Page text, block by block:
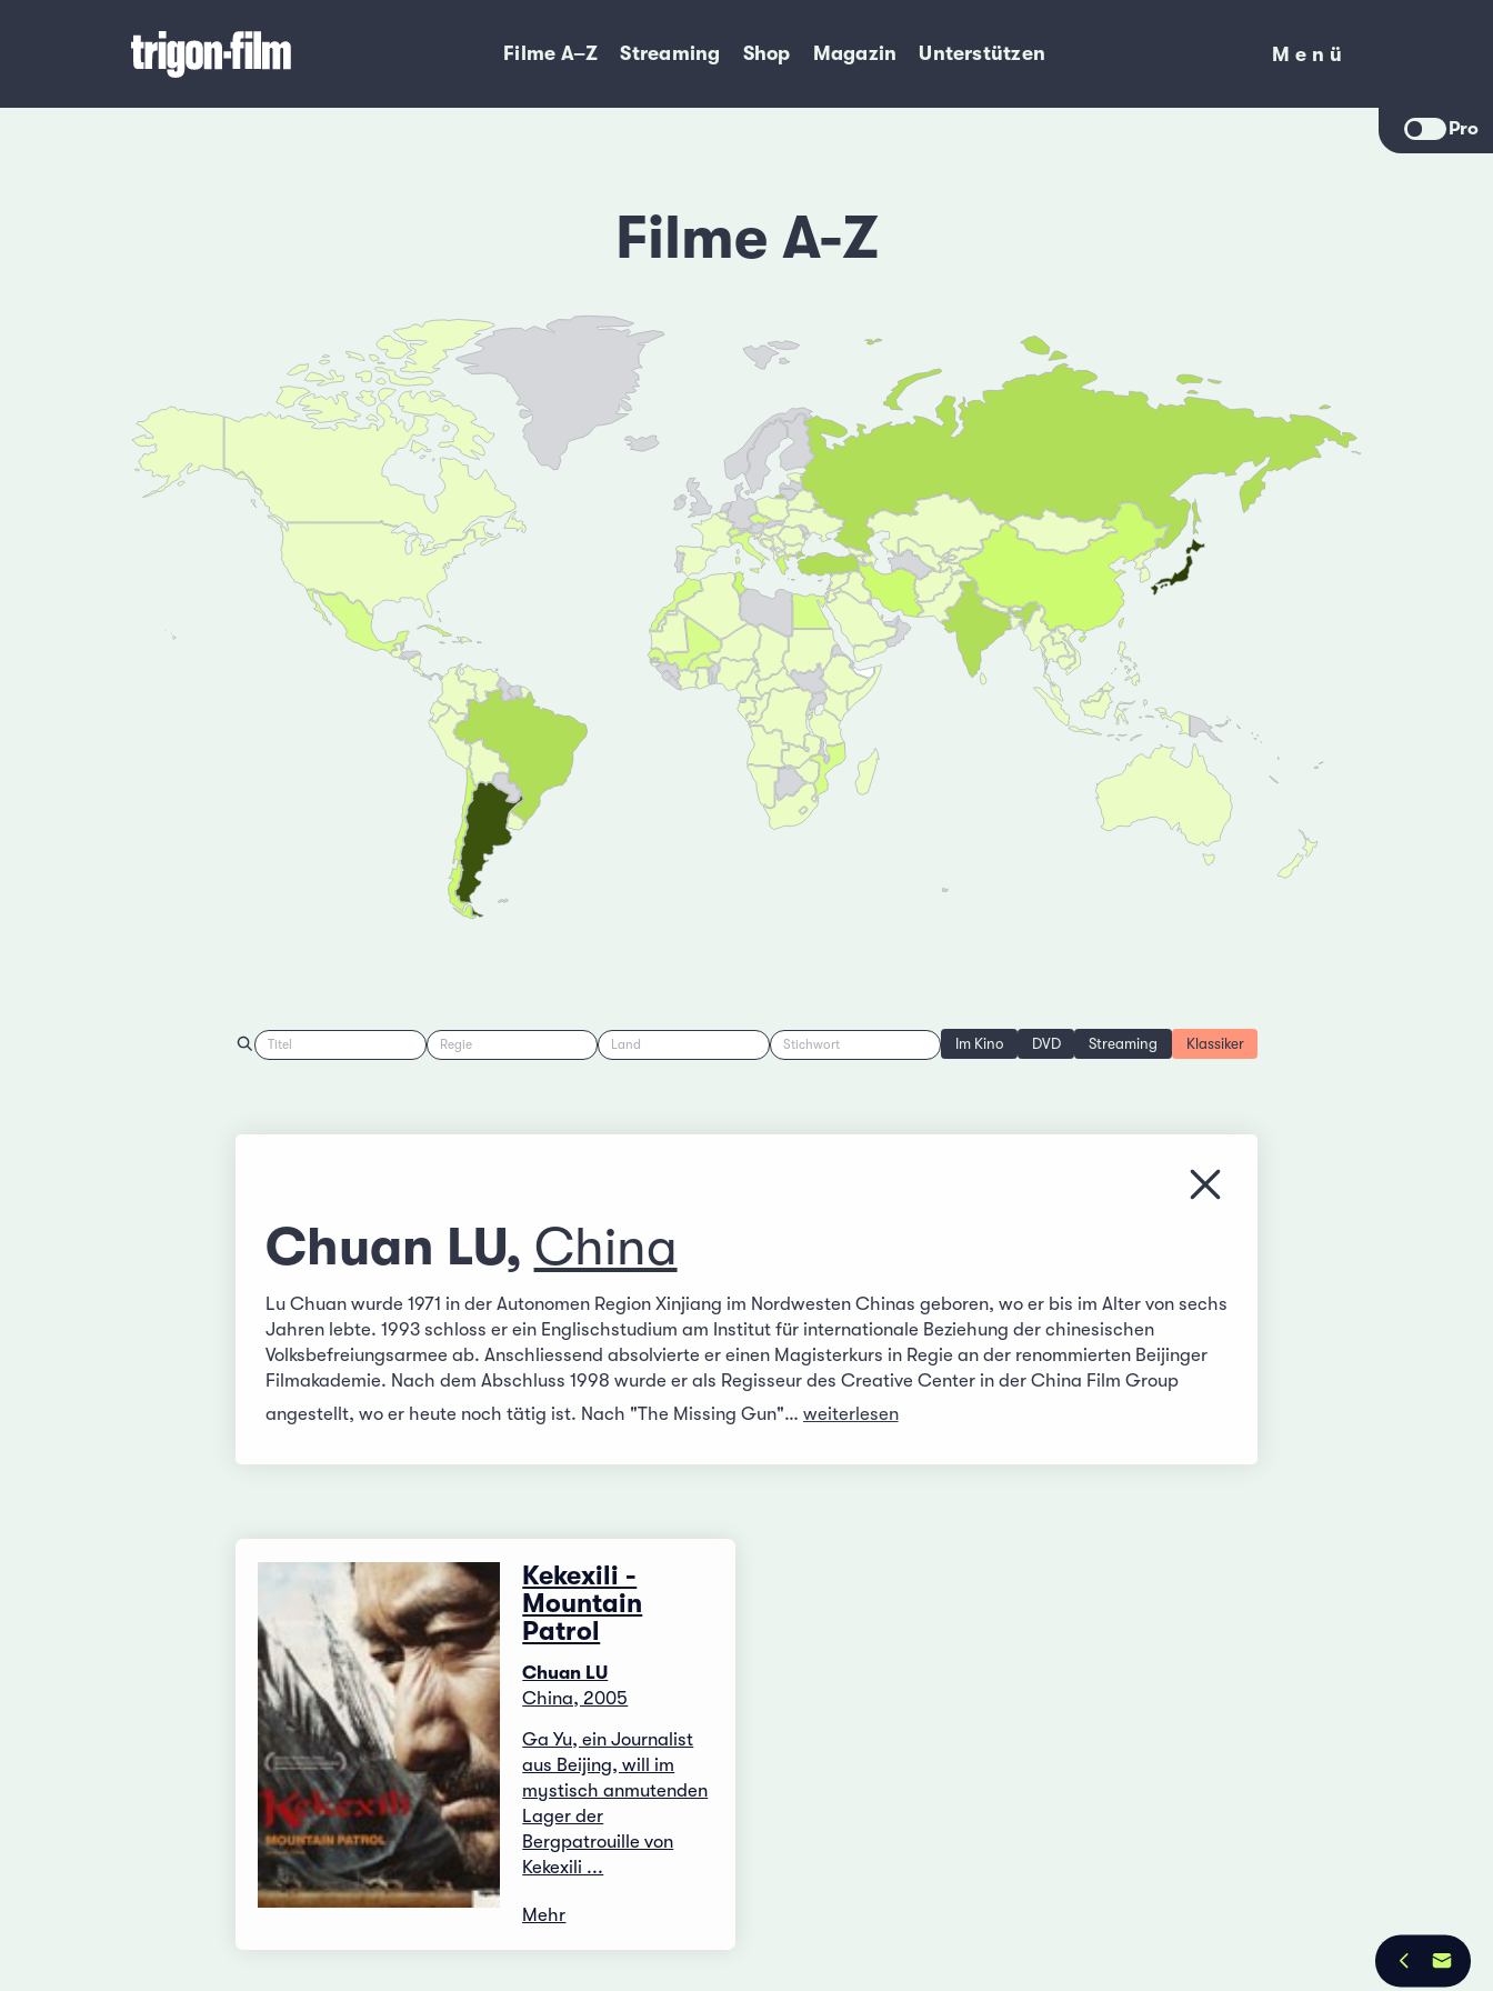
Filme A–Z Streaming Shop Magazin Unterstützen
Menü
Menü
Pro
Filme A-Z
Titel Regie Land Stichwort Im Kino DVD Streaming Klassiker
Menü schliessen
Chuan LU, China
Lu Chuan wurde 1971 in der Autonomen Region Xinjiang im Nordwesten Chinas geboren, wo er bis im Alter von sechs
Jahren lebte. 1993 schloss er ein Englischstudium am Institut für internationale Beziehung der chinesischen
Volksbefreiungsarmee ab. Anschliessend absolvierte er einen Magisterkurs in Regie an der renommierten Beijinger
Filmakademie. Nach dem Abschluss 1998 wurde er als Regisseur des Creative Center in der China Film Group
angestellt, wo er heute noch tätig ist. Nach "The Missing Gun"… weiterlesen
Kekexili -
Mountain
Patrol
Chuan LU
China, 2005
Ga Yu, ein Journalist
aus Beijing, will im
mystisch anmutenden
Lager der
Bergpatrouille von
Kekexili ...
Mehr